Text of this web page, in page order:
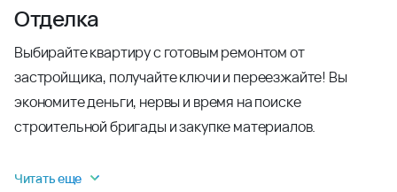
Отделка
Выбирайте квартиру с готовым ремонтом от
застройщика, получайте ключи и переезжайте! Вы
экономите деньги, нервы и время на поиске
строительной бригады и закупке материалов.
Читать еще